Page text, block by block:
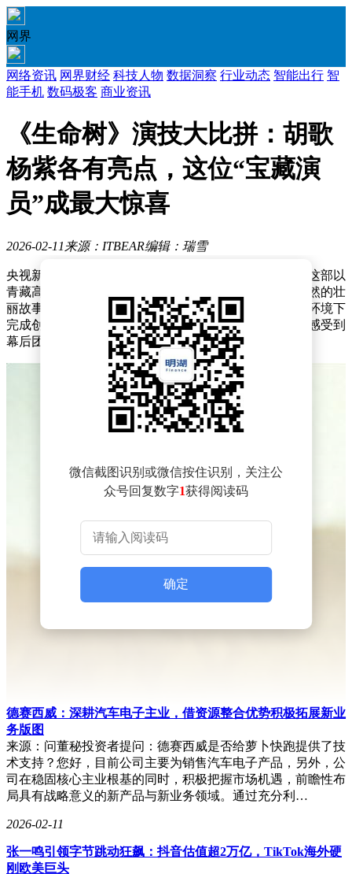
网界
网络资讯 网界财经 科技人物 数据洞察 行业动态 智能出行 智
能手机 数码极客 商业资讯
《生命树》演技大比拼：胡歌
杨紫各有亮点，这位“宝藏演
员”成最大惊喜
2026-02-11 来源：ITBEAR编辑：瑞雪
央视新剧《生命树》自播出以来，迅速引发观众热议。这部以
青藏高原为背景的作品，将镜头对准一群平凡人守护自然的壮
丽故事，其拍摄地选在海拔4800米的高原，剧组在极端环境下
完成创作，仅是烈日下连续拍摄的场景，便足以让观众感受到
幕后团队的艰辛付出。
身央视电视剧片单。2025年5月开机后，仅用半年时间便完成
拍摄并官宣杀青。剧方通过发布概念海报、逐步公开演员阵容
等策略，持续吸引公众关注。杨紫担纲女主角饰演白菊，胡歌
微信截图识别或微信按住识别，关注公
众号回复数字1获得阅读码
确定
德赛西威：深耕汽车电子主业，借资源整合优势积极拓展新业
务版图
来源：问董秘投资者提问：德赛西威是否给萝卜快跑提供了技
术支持？您好，目前公司主要为销售汽车电子产品，另外，公
司在稳固核心主业根基的同时，积极把握市场机遇，前瞻性布
局具有战略意义的新产品与新业务领域。通过充分利…
2026-02-11
张一鸣引领字节跳动狂飙：抖音估值超2万亿，TikTok海外硬
刚欧美巨头